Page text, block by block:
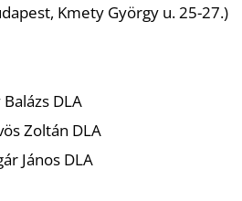
Kmety György u. 25-27.)
DLA
Zoltán DLA
János DLA